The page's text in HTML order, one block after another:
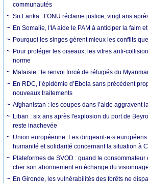
communautés
Sri Lanka : l’ONU réclame justice, vingt ans
En Somalie, l'IA aide le PAM à anticiper la faim
Pourquoi les singes gèrent mieux les conflits
Pour protéger les oiseaux, les vitres anti-
norme
Malaisie : le renvoi forcé de réfugiés du
En RDC, l’épidémie d’Ebola sans précédent
nouveaux traitements
Afghanistan : les coupes dans l’aide aggravent
Liban : six ans après l'explosion du port de
reste inachevée
Union européenne. Les dirigeant·e·s
humanité et solidarité concernant la situation à
Plateformes de SVOD : quand le consommateur
cher son abonnement en échange du
En Gironde, les vulnérabilités des forêts ne